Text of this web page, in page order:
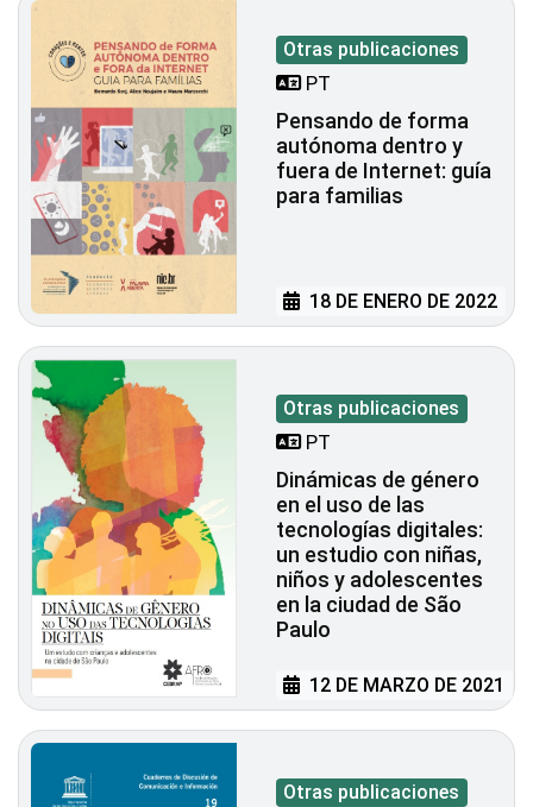
Otras publicaciones
PT
Pensando de forma
autónoma dentro y
fuera de Internet: guía
para familias
18 DE ENERO DE 2022
Otras publicaciones
PT
Dinámicas de género
en el uso de las
tecnologías digitales:
un estudio con niñas,
niños y adolescentes
en la ciudad de São
Paulo
12 DE MARZO DE 2021
Otras publicaciones